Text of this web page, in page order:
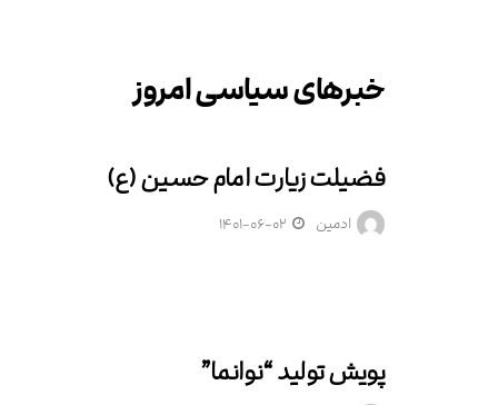
خبرهای سیاسی امروز
موشن گرافی اربعین
فضیلت زیارت امام حسین (ع)
ادمین ۱۴۰۱-۰۶-۰۲
اخبار
پویش تولید “نوانما”